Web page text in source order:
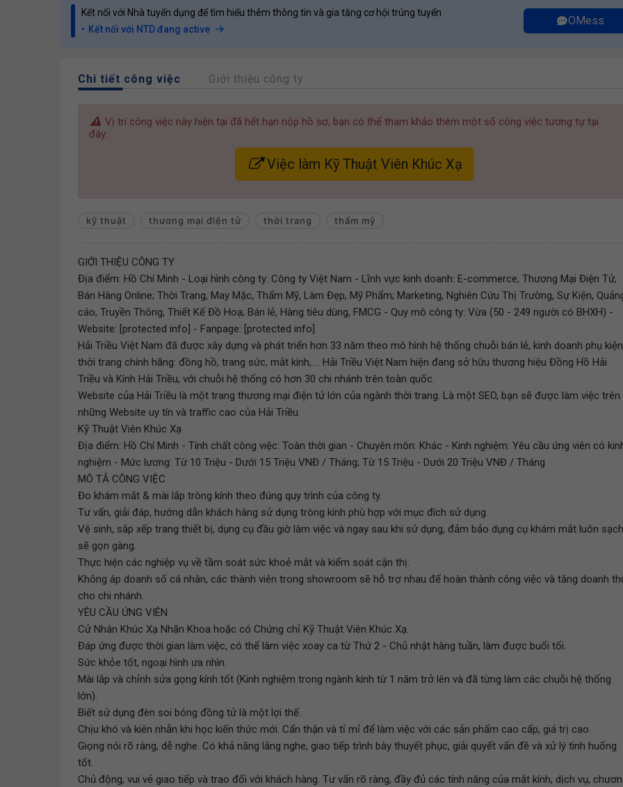
Kết nối với Nhà tuyển dụng để tìm hiểu thêm thông tin và gia tăng cơ hội trúng tuyển
Kết nối với NTD đang active
OMess
Chi tiết công việc Giới thiệu công ty
Vị trí công việc này hiện tại đã hết hạn nộp hồ sơ, bạn có thể tham khảo thêm một số công việc tương tự tại
đây:
Việc làm Kỹ Thuật Viên Khúc Xạ
kỹ thuật thương mại điện tử thời trang thẩm mỹ
GIỚI THIỆU CÔNG TY
Địa điểm: Hồ Chí Minh - Loại hình công ty: Công ty Việt Nam - Lĩnh vực kinh doanh: E-commerce, Thương Mại Điện Tử,
Bán Hàng Online; Thời Trang, May Mặc, Thẩm Mỹ, Làm Đẹp, Mỹ Phẩm; Marketing, Nghiên Cứu Thị Trường, Sự Kiện,
cáo, Truyền Thông, Thiết Kế Đồ Hoạ; Bán lẻ, Hàng tiêu dùng, FMCG - Quy mô công ty: Vừa (50 - 249 người có BHXH) -
Website: [protected info] - Fanpage: [protected info]
Hải Triều Việt Nam đã được xây dựng và phát triển hơn 33 năm theo mô hình hệ thống chuỗi bán lẻ, kinh doanh phụ kiện
thời trang chính hãng: đồng hồ, trang sức, mắt kính,.... Hải Triều Việt Nam hiện đang sở hữu thương hiệu Đồng Hồ Hải
Triều và Kính Hải Triều, với chuỗi hệ thống có hơn 30 chi nhánh trên toàn quốc.
Website của Hải Triều là một trang thương mại điện tử lớn của ngành thời trang. Là một SEO, bạn sẽ được làm việc trên
những Website uy tín và traffic cao của Hải Triều.
Kỹ Thuật Viên Khúc Xạ
Địa điểm: Hồ Chí Minh - Tính chất công việc: Toàn thời gian - Chuyên môn: Khác - Kinh nghiệm: Yêu cầu ứng viên có
nghiệm - Mức lương: Từ 10 Triệu - Dưới 15 Triệu VNĐ / Tháng; Từ 15 Triệu - Dưới 20 Triệu VNĐ / Tháng
MÔ TẢ CÔNG VIỆC
Đo khám mắt & mài lắp tròng kính theo đúng quy trình của công ty.
Tư vấn, giải đáp, hướng dẫn khách hàng sử dụng tròng kính phù hợp với mục đích sử dụng.
Vệ sinh, sắp xếp trang thiết bị, dụng cụ đầu giờ làm việc và ngay sau khi sử dụng, đảm bảo dụng cụ khám mắt luôn sạch
sẽ gọn gàng.
Thực hiện các nghiệp vụ về tầm soát sức khoẻ mắt và kiểm soát cận thị.
Không áp doanh số cá nhân, các thành viên trong showroom sẽ hỗ trợ nhau để hoàn thành công việc và tăng doanh
cho chi nhánh.
YÊU CẦU ỨNG VIÊN
Cử Nhân Khúc Xạ Nhãn Khoa hoặc có Chứng chỉ Kỹ Thuật Viên Khúc Xạ.
Đáp ứng được thời gian làm việc, có thể làm việc xoay ca từ Thứ 2 - Chủ nhật hàng tuần, làm được buổi tối.
Sức khỏe tốt, ngoại hình ưa nhìn.
Mài lắp và chỉnh sửa gọng kính tốt (Kinh nghiệm trong ngành kính từ 1 năm trở lên và đã từng làm các chuỗi hệ thống
lớn).
Biết sử dụng đèn soi bóng đồng tử là một lợi thế.
Chịu khó và kiên nhẫn khi học kiến thức mới. Cẩn thận và tỉ mỉ để làm việc với các sản phẩm cao cấp, giá trị cao.
Giọng nói rõ ràng, dễ nghe. Có khả năng lắng nghe, giao tiếp trình bày thuyết phục, giải quyết vấn đề và xử lý tình huống
tốt.
Chủ động, vui vẻ giao tiếp và trao đổi với khách hàng. Tư vấn rõ ràng, đầy đủ các tính năng của mắt kính, dịch vụ,